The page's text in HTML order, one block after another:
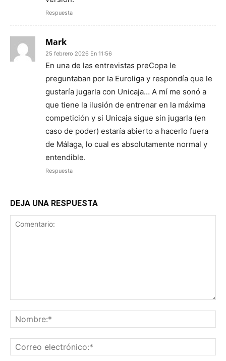
Respuesta
Mark
25 febrero 2026 En 11:56
En una de las entrevistas preCopa le
preguntaban por la Euroliga y respondía que le
gustaría jugarla con Unicaja… A mí me sonó a
que tiene la ilusión de entrenar en la máxima
competición y si Unicaja sigue sin jugarla (en
caso de poder) estaría abierto a hacerlo fuera
de Málaga, lo cual es absolutamente normal y
entendible.
Respuesta
DEJA UNA RESPUESTA